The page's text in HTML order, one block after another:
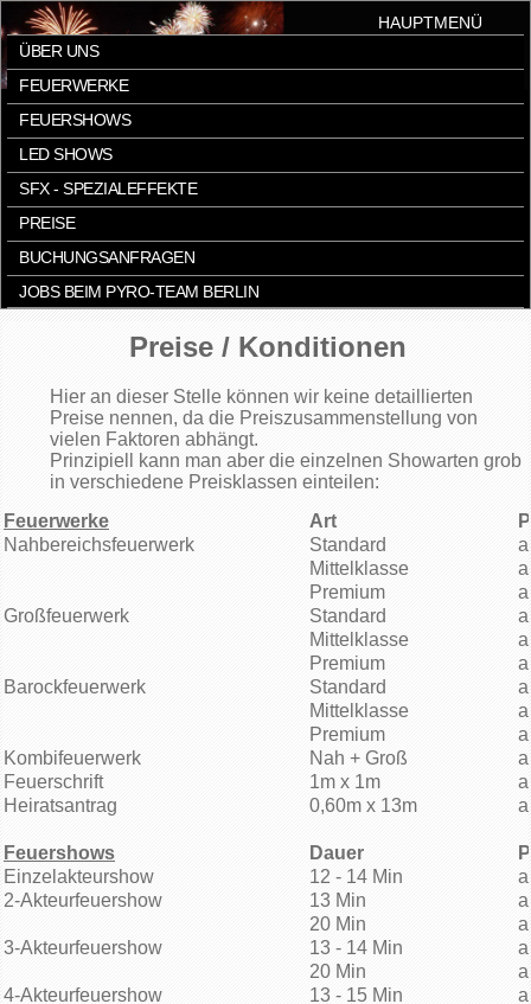
HAUPTMENÜ
ÜBER UNS
FEUERWERKE
FEUERSHOWS
LED SHOWS
SFX - SPEZIALEFFEKTE
PREISE
BUCHUNGSANFRAGEN
JOBS BEIM PYRO-TEAM BERLIN
Preise / Konditionen
Hier an dieser Stelle können wir keine detaillierten
Preise nennen, da die Preiszusammenstellung von
vielen Faktoren abhängt.
Prinzipiell kann man aber die einzelnen Showarten grob
in verschiedene Preisklassen einteilen:
Feuerwerke
Art
Nahbereichsfeuerwerk
Standard
Mittelklasse
Premium
Großfeuerwerk
Standard
Mittelklasse
Premium
Barockfeuerwerk
Standard
Mittelklasse
Premium
Kombifeuerwerk
Nah + Groß
Feuerschrift
1m x 1m
Heiratsantrag
0,60m x 13m
Feuershows Dauer
Einzelakteurshow
12 - 14 Min
2-Akteurfeuershow
13 Min
20 Min
3-Akteurfeuershow
13 - 14 Min
20 Min
4-Akteurfeuershow
13 - 15 Min